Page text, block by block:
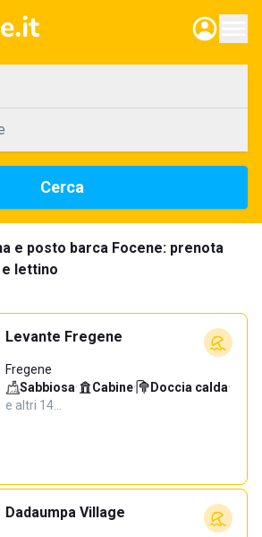
Cerca
e posto barca Focene: prenota
lettino
Levante Fregene
Fregene
Sabbiosa· Cabine· Doccia calda·
e altri 14…
Dadaumpa Village